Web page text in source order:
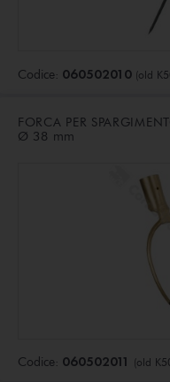
Codice: 060502010 (old
FORCA PER
Ø 38 mm
Codice: 060502011 (old